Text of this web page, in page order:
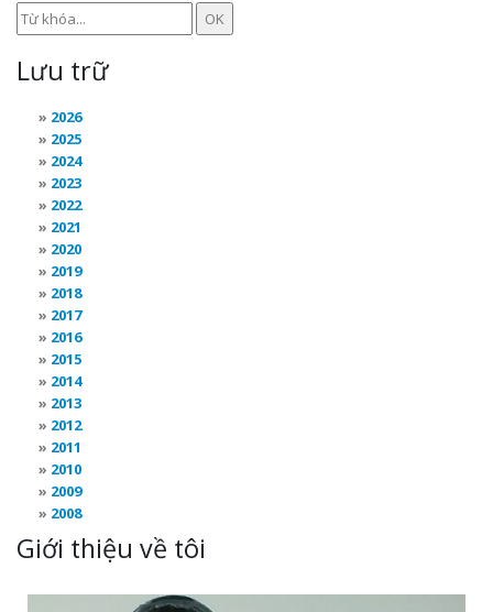
Lưu trữ
2026
2025
2024
2023
2022
2021
2020
2019
2018
2017
2016
2015
2014
2013
2012
2011
2010
2009
2008
Giới thiệu về tôi